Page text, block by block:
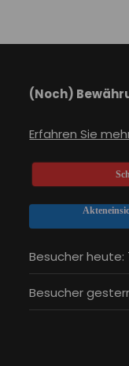
(Noch)
Erfahren Sie
Besucher heute:
Besucher